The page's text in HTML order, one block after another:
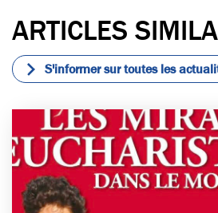
ARTICLES
S'informer sur toutes les